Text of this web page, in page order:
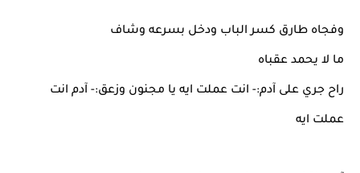
وفجاه طارق كسر الباب ودخل بسرعه وشاف
ما لا يحمد عقباه
راح جري على آدم:- انت عملت ايه يا مجنون وزعق:- آدم انت
عملت ايه